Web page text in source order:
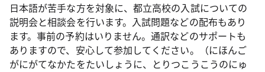
日本語が苦手な方を対象に、都立高校の入試についての
説明会と相談会を行います。入試問題などの配布もあり
ます。事前の予約はいりません。通訳などのサポートも
ありますので、安心して参加してください。（にほんご
がにがてなかたをたいしょうに、とりつこうこうのにゅ